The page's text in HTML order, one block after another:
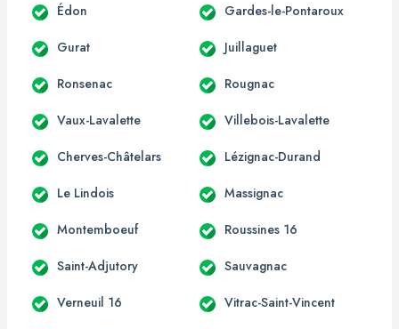
Édon Gardes-le-Pontaroux
Gurat Juillaguet
Ronsenac Rougnac
Vaux-Lavalette Villebois-Lavalette
Cherves-Châtelars Lézignac-Durand
Le Lindois Massignac
Montemboeuf Roussines 16
Saint-Adjutory Sauvagnac
Verneuil 16 Vitrac-Saint-Vincent